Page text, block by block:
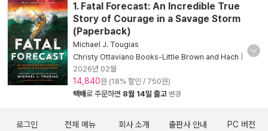
1. Fatal Forecast: An Incredible True
Story of Courage in a Savage Storm
(Paperback)
Michael J. Tougias
Christy Ottaviano Books-Little Brown and Hach
2026년 02월
14,840원 (18% 할인 / 750원)
택배로 주문하면 8월 14일 출고 변경
로그인 전체 메뉴 회사 소개 출판사 안내 PC 버전